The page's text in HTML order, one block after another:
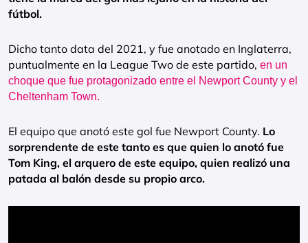
fútbol.
Dicho tanto data del 2021, y fue anotado en Inglaterra,
puntualmente en la League Two de este partido, en un
choque que fue protagonizado entre el Newport County y el
Cheltenham Town.
El equipo que anotó este gol fue Newport County. Lo
sorprendente de este tanto es que quien lo anotó fue
Tom King, el arquero de este equipo, quien realizó una
patada al balón desde su propio arco.